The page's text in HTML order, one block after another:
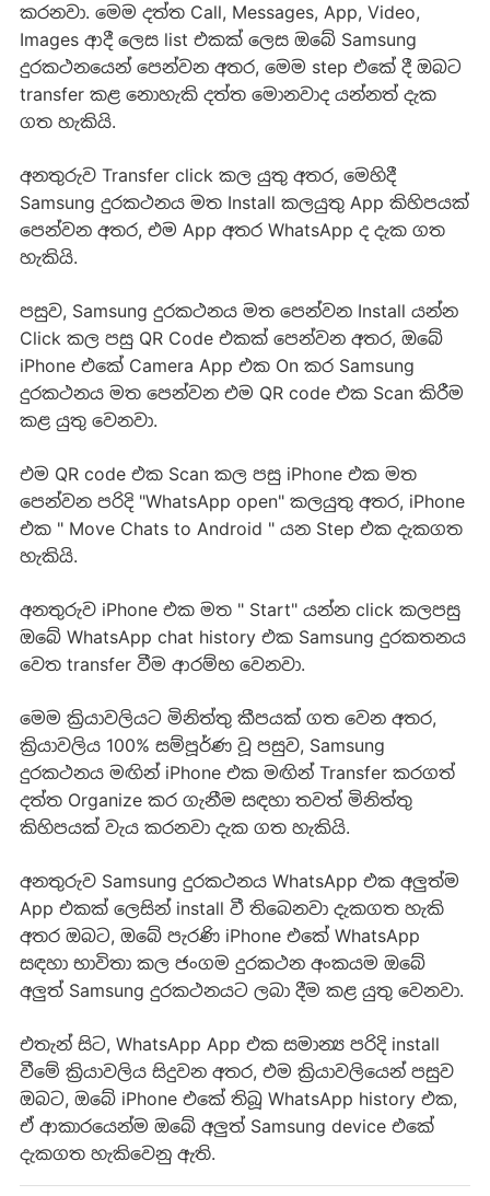
කරනවා. මෙම දත්ත Call, Messages, App, Video,
Images ආදී ලෙස list එකක් ලෙස ඔබේ Samsung
දුරකථනයෙන් පෙන්වන අතර, මෙම step එකේ දී ඔබට
transfer කළ නොහැකි දත්ත මොනවාද යන්නත් දැක
ගත හැකියි.
අනතුරුව Transfer click කල යුතු අතර, මෙහිදී
Samsung දුරකථනය මත Install කලයුතු App කිහිපයක්
පෙන්වන අතර, එම App අතර WhatsApp ද දැක ගත
හැකියි.
පසුව, Samsung දුරකථනය මත පෙන්වන Install යන්න
Click කල පසු QR Code එකක් පෙන්වන අතර, ඔබේ
iPhone එකේ Camera App එක On කර Samsung
දුරකථනය මත පෙන්වන එම QR code එක Scan කිරීම
කළ යුතු වෙනවා.
එම QR code එක Scan කල පසු iPhone එක මත
පෙන්වන පරිදි "WhatsApp open" කලයුතු අතර, iPhone
එක " Move Chats to Android " යන Step එක දැකගත
හැකියි.
අනතුරුව iPhone එක මත " Start" යන්න click කලපසු
ඔබේ WhatsApp chat history එක Samsung දුරකතනය
වෙත transfer වීම ආරම්භ වෙනවා.
මෙම ක්‍රියාවලියට මිනිත්තු කීපයක් ගත වෙන අතර,
ක්‍රියාවලිය 100% සම්පූර්ණ වූ පසුව, Samsung
දුරකථනය මඟින් iPhone එක මඟින් Transfer කරගත්
දත්ත Organize කර ගැනීම සඳහා තවත් මිනිත්තු
කිහිපයක් වැය කරනවා දැක ගත හැකියි.
අනතුරුව Samsung දුරකථනය WhatsApp එක අලුත්ම
App එකක් ලෙසින් install වී තිබෙනවා දැකගත හැකි
අතර ඔබට, ඔබේ පැරණි iPhone එකේ WhatsApp
සඳහා භාවිතා කල ජංගම දුරකථන අංකයම ඔබේ
අලුත් Samsung දුරකථනයට ලබා දීම කළ යුතු වෙනවා.
එතැන් සිට, WhatsApp App එක සමාන්‍ය පරිදි install
වීමේ ක්‍රියාවලිය සිදුවන අතර, එම ක්‍රියාවලියෙන් පසුව
ඔබට, ඔබේ iPhone එකේ තිබූ WhatsApp history එක,
ඒ ආකාරයෙන්ම ඔබේ අලුත් Samsung device එකේ
දැකගත හැකිවෙනු ඇති.